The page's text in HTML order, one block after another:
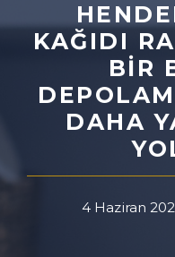
KAĞIDI
BIR
DAHA
4 Haziran